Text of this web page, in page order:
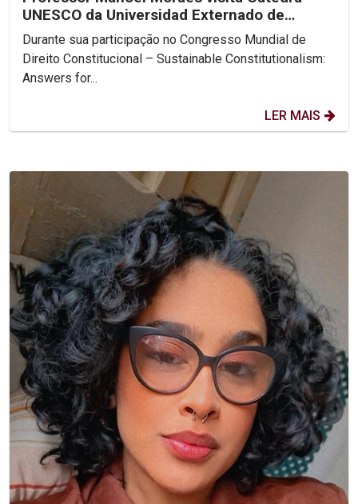
UNESCO da Universidad Externado de
Colombia
Durante sua participação no Congresso Mundial de
Direito Constitucional – Sustainable Constitutionalism:
Answers for...
LER MAIS